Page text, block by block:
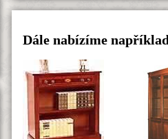
Dále nabízíme